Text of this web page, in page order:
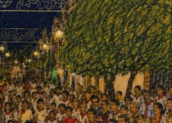
Centro Municipal de
las asociaciones en la
conseguidos, y sí
pues siguen